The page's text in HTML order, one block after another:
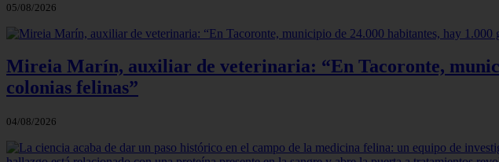
05/08/2026
Mireia Marín, auxiliar de veterinaria: “En Tacoronte,
colonias felinas”
04/08/2026